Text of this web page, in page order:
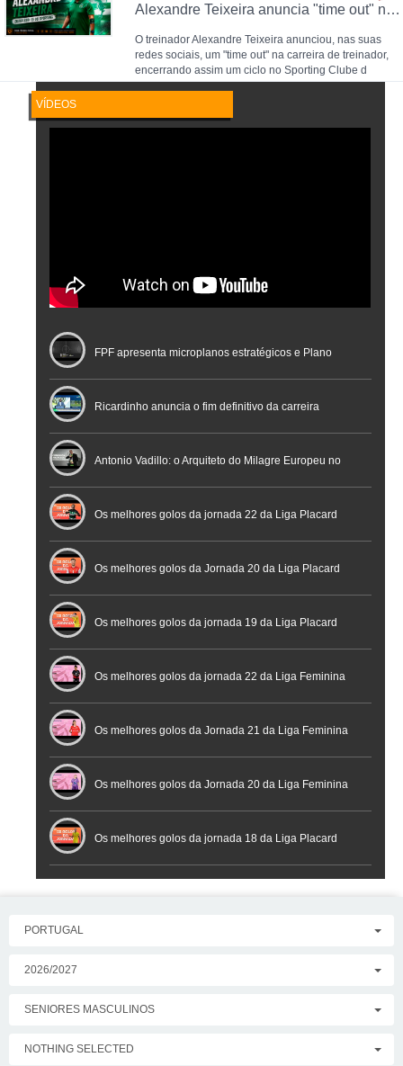
Alexandre Teixeira anuncia "time out" no futsal: pausa após título de Campeão Nacional pelo Sporting CP
O treinador Alexandre Teixeira anunciou, nas suas
redes sociais, um "time out" na carreira de treinador,
encerrando assim um ciclo no Sporting Clube d
VÍDEOS
FPF apresenta microplanos estratégicos e Plano
Nacional de Arbitragem
Ricardinho anuncia o fim definitivo da carreira
profissional em conferência histórica na Cidade do
Futebol
Antonio Vadillo: o Arquiteto do Milagre Europeu no
Futsal | Documentário
Os melhores golos da jornada 22 da Liga Placard
Os melhores golos da Jornada 20 da Liga Placard
Futsal
Os melhores golos da jornada 19 da Liga Placard
Os melhores golos da jornada 22 da Liga Feminina
Placard
Os melhores golos da Jornada 21 da Liga Feminina
Placard
Os melhores golos da Jornada 20 da Liga Feminina
Placard
Os melhores golos da jornada 18 da Liga Placard
PORTUGAL
2026/2027
SENIORES MASCULINOS
NOTHING SELECTED